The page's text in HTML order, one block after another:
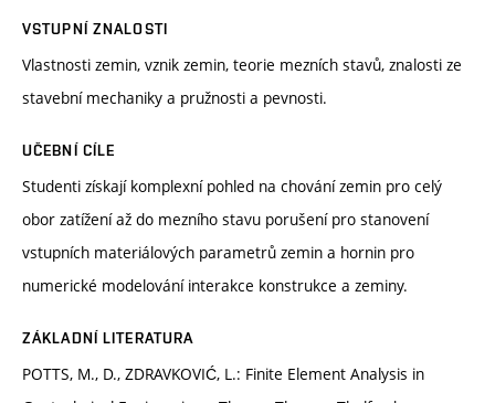
VSTUPNÍ ZNALOSTI
Vlastnosti zemin, vznik zemin, teorie mezních stavů, znalosti ze
stavební mechaniky a pružnosti a pevnosti.
UČEBNÍ CÍLE
Studenti získají komplexní pohled na chování zemin pro celý
obor zatížení až do mezního stavu porušení pro stanovení
vstupních materiálových parametrů zemin a hornin pro
numerické modelování interakce konstrukce a zeminy.
ZÁKLADNÍ LITERATURA
POTTS, M., D., ZDRAVKOVIĆ, L.: Finite Element Analysis in